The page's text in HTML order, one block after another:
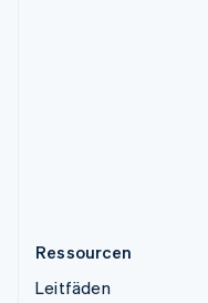
Ressourcen
Leitfäden